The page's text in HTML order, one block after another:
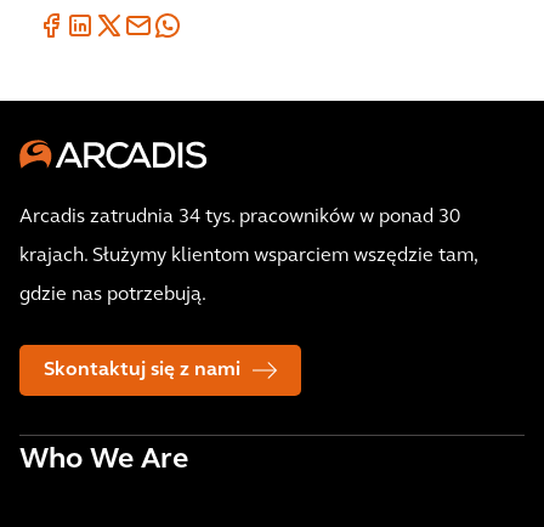
Arcadis zatrudnia 34 tys. pracowników w ponad 30
krajach. Służymy klientom wsparciem wszędzie tam,
gdzie nas potrzebują.
Skontaktuj się z nami
Who We Are